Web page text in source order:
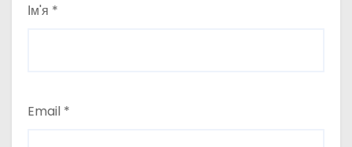
Ім'я *
Email *